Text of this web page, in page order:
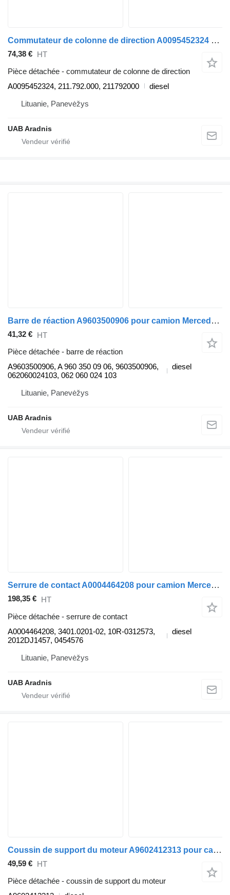
Commutateur de colonne de direction A0095452324 pour camion Mercedes-Benz ACTROS MP4 1845 L
74,38 €
HT
Pièce détachée - commutateur de colonne de direction
A0095452324, 211.792.000, 211792000
diesel
Lituanie, Panevėžys
UAB Aradnis
Barre de réaction A9603500906 pour camion Mercedes-Benz ACTROS MP4 1845 L
41,32 € HT
Pièce détachée - barre de réaction
A9603500906, A 960 350 09 06, 9603500906,
062060024103, 062 060 024 103
diesel
Lituanie, Panevėžys
UAB Aradnis
Serrure de contact A0004464208 pour camion Mercedes-Benz ACTROS MP4 1845 L
198,35 € HT
Pièce détachée - serrure de contact
A0004464208, 3401.0201-02, 10R-0312573,
2012DJ1457, 0454576
diesel
Lituanie, Panevėžys
UAB Aradnis
Coussin de support du moteur A9602412313 pour camion Mercedes-Benz ACTROS MP4 1845 L
49,59 € HT
Pièce détachée - coussin de support du moteur